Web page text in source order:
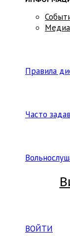
Медиа
Правила
Часто
ВОЙТИ